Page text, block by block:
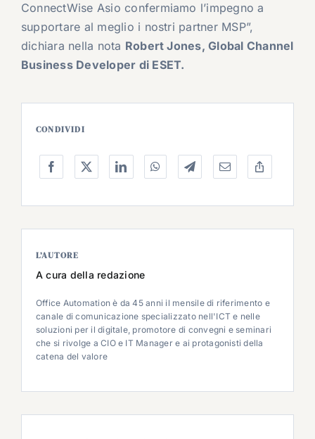
ConnectWise Asio confermiamo l’impegno a
supportare al meglio i nostri partner MSP”,
dichiara nella nota Robert Jones, Global Channel
Business Developer di ESET.
CONDIVIDI
L’AUTORE
A cura della redazione
Office Automation è da 45 anni il mensile di riferimento e
canale di comunicazione specializzato nell'ICT e nelle
soluzioni per il digitale, promotore di convegni e seminari
che si rivolge a CIO e IT Manager e ai protagonisti della
catena del valore